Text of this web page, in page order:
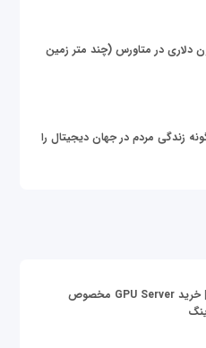
4.3 میلیون دلاری در متاورس (چند متر زمین
زندگی مردم در جهان دیجیتال را
قیمت سرور گرافیکی | خرید GPU Server مخصوص